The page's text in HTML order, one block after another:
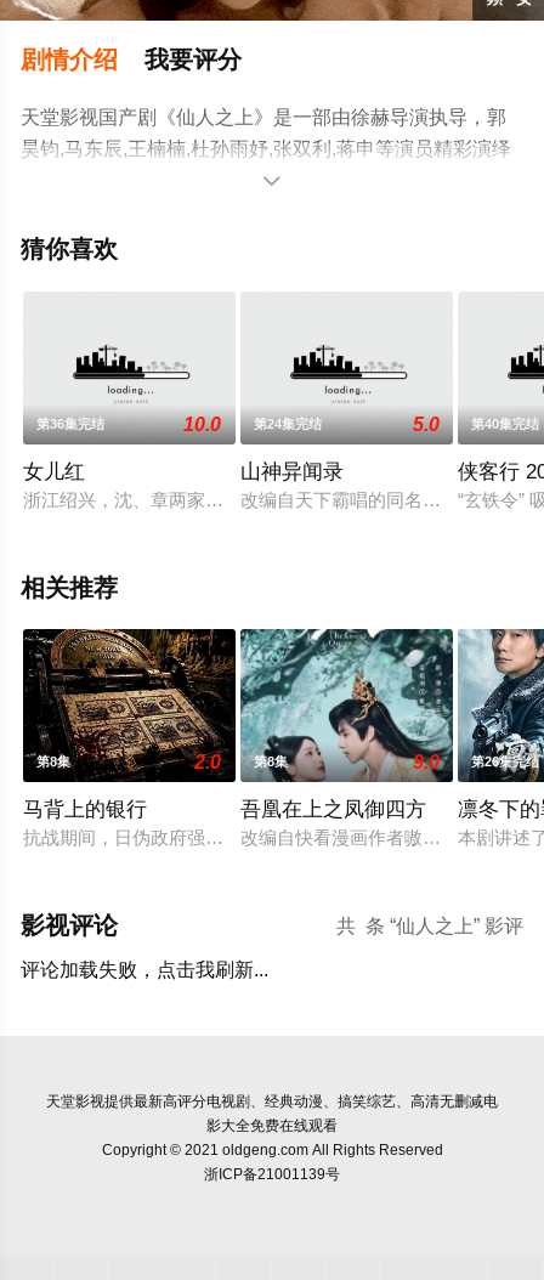
剧情介绍 我要评分
天堂影视国产剧《仙人之上》是一部由徐赫导演执导，郭
昊钧,马东辰,王楠楠,杜孙雨妤,张双利,蒋申等演员精彩演绎
的中国大陆电视剧，大结局剧情已揭晓（第24集已完
堂电影网，更多相关信息可移步至豆瓣电视剧、电视猫或

猜你喜欢
第36集完结 10.0
女儿红
浙江绍兴，沈、章两家因清末南洋劝业会“第一品牌”之争而结
第24集完结 5.0
山神异闻录
改编自天下霸唱的同名小说。
第40集完结
侠客行
“玄铁令”
相关推荐
第8集 2.0
马背上的银行
抗战期间，日伪政府强行推广、使用由“中国准备银行”发行的
第8集 9.0
吾凰在上之凤御四方
改编自快看漫画作者嗷小泽的独家连
第26集完结
凛冬下
本剧讲述
共 条 “仙人之上” 影评
影视评论
评论加载失败，点击我刷新...
天堂影视提供最新高评分电视剧、经典动漫、搞笑综艺、高清无删减电
影大全免费在线观看
Copyright © 2021 oldgeng.com All Rights Reserved
浙ICP备21001139号